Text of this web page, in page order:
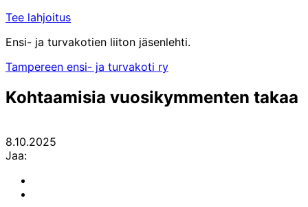
Tee lahjoitus
Ensi- ja turvakotien liiton jäsenlehti.
Tampereen ensi- ja turvakoti ry
Kohtaamisia vuosikymmenten takaa
8.10.2025
Jaa: